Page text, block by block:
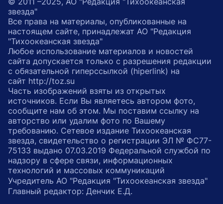
звезда"
Все права на материалы, опубликованные на
настоящем сайте, принадлежат АО "Редакция
"Тихоокеанская звезда"
Любое использование материалов и новостей
сайта допускается только с разрешения редакции
с обязательной гиперссылкой (hiperlink) на
сайт http://toz.su
Часть изображений взяты из открытых
источников. Если Вы являетесь автором фото,
сообщите нам об этом. Мы поставим ссылку на
авторство или удалим фото по Вашему
требованию. Сетевое издание Тихоокеанская
звезда, свидетельство о регистрации ЭЛ № ФС77-
75133 выдано 07.03.2019 Федеральной службой по
надзору в сфере связи, информационных
технологий и массовых коммуникаций
Учредитель АО "Редакция "Тихоокеанская звезда"
Главный редактор: Денчик Е.Д.